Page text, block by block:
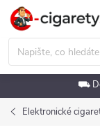
Přejít
obsah
⛟
Elektronické